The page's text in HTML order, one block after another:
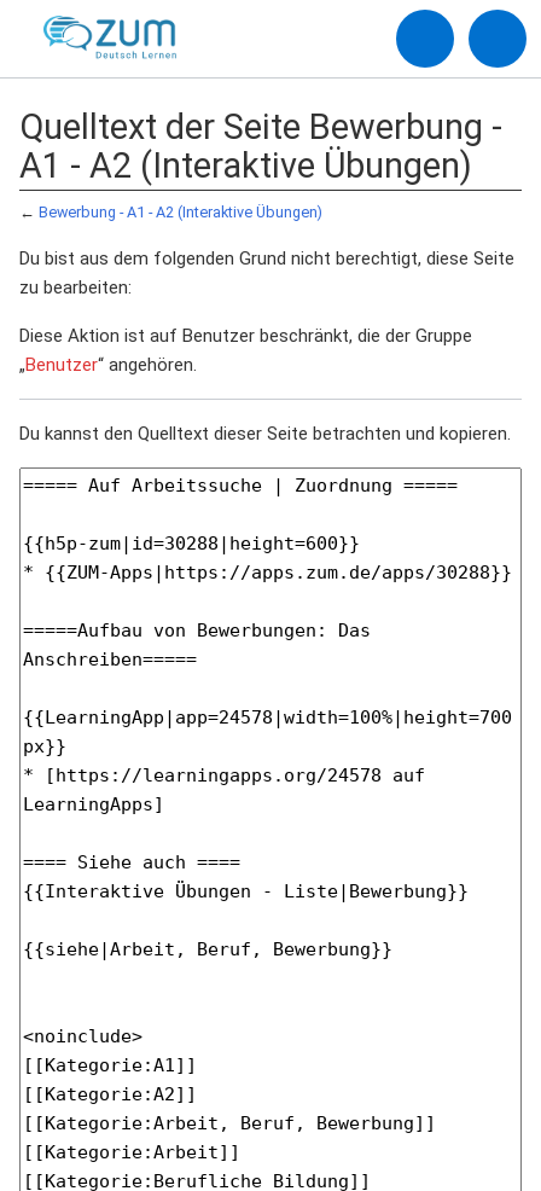
Quelltext der Seite Bewerbung -
A1 - A2 (Interaktive Übungen)
← Bewerbung - A1 - A2 (Interaktive Übungen)
Du bist aus dem folgenden Grund nicht berechtigt, diese Seite
zu bearbeiten:
Diese Aktion ist auf Benutzer beschränkt, die der Gruppe
„Benutzer“ angehören.
Du kannst den Quelltext dieser Seite betrachten und kopieren.